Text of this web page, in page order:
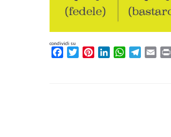
condividi su
FacebookTwitterPinterestLinkedInWhatsAppTelegram
Email